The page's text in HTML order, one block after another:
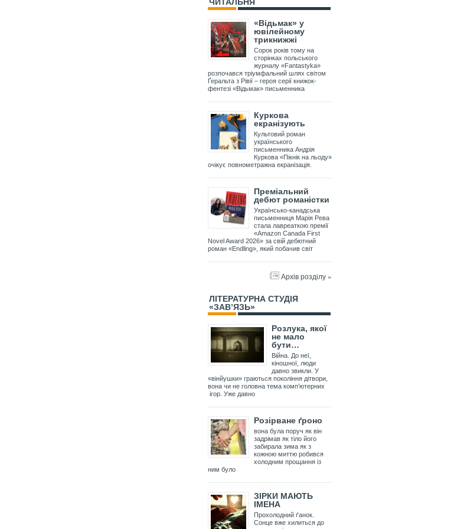
ЧИТАЛЬНЯ
«Відьмак» у
ювілейному
трикнижжі
Сорок років тому на
сторінках польського
журналу «Fantastyka»
розпочався тріумфальний шлях світом
Ґеральта з Рівії – героя серії книжок-
фентезі «Відьмак» письменника
Куркова
екранізують
Культовий роман
українського
письменника Андрія
Куркова «Пікнік на льоду»
очікує повнометражна екранізація.
Преміальний
дебют романістки
Українсько-канадська
письменниця Марія Рева
стала лавреаткою премії
«Amazon Canada First
Novel Award 2026» за свій дебютний
роман «Endling», який побачив світ
Архів розділу »
ЛІТЕРАТУРНА СТУДІЯ
«ЗАВ’ЯЗЬ»
Розлука, якої
не мало
бути…
Війна. До неї,
кіношної, люди
давно звикли. У
«вінйушки» граються покоління дітвори,
вона чи не головна тема комп’ютерних
ігор. Уже давно
Розірване ґроно
вона була поруч як він
задрімав як тіло його
забирала зима як з
кожною миттю робився
холодним прощання із
ним було
ЗІРКИ МАЮТЬ
ІМЕНА
Прохолодний ґанок.
Сонце вже хилиться до